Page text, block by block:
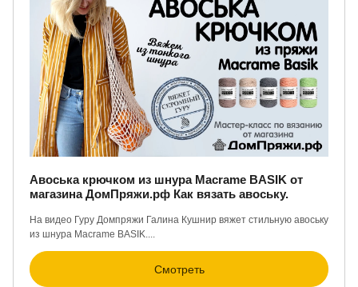
Авоська крючком из шнура Macrame BASIK от
магазина ДомПряжи.рф Как вязать авоську.
На видео Гуру Домпряжи Галина Кушнир вяжет стильную авоську
из шнура Macrame BASIK....
Смотреть